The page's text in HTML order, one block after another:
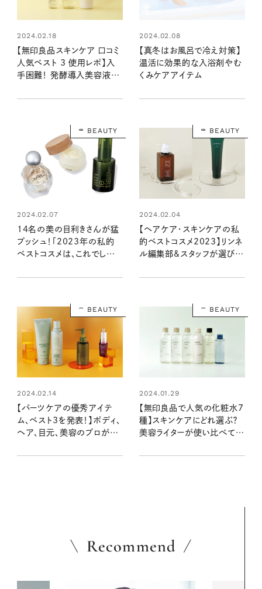
2024.02.18
【無印良品スキンケア 口コミ
人気ベスト 3 使用レポ】入
手困難！ 発酵導入美容液・
粧水を美容ライターがお試
2024.02.08
【真冬はお風呂で冷え対策】
温活に効果的な入浴剤やむ
くみケアアイテム
BEAUTY
2024.02.07
14名の美の目利きさんが猛
プッシュ！「2023年の私的
ベストコスメは、これでし
BEAUTY
2024.02.04
【ヘアケア・スキンケアの私
的ベストコスメ2023】リンネ
ル編集部&スタッフが選びま
BEAUTY
2024.02.14
【パーツケアの優秀アイテ
ム、ベスト3を発表！】ボディ、
ヘア、目元、美容のプロが選
BEAUTY
2024.01.29
【無印良品で人気の化粧水7
種】スキンケアにどれ選ぶ？
美容ライターが使い比べてみ
Recommend